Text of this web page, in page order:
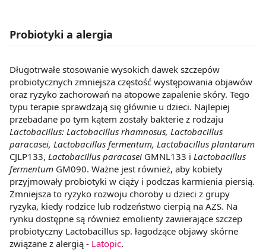
Probiotyki a alergia
Długotrwałe stosowanie wysokich dawek szczepów
probiotycznych zmniejsza częstość występowania objawów
oraz ryzyko zachorowań na atopowe zapalenie skóry. Tego
typu terapie sprawdzają się głównie u dzieci. Najlepiej
przebadane po tym kątem zostały bakterie z rodzaju
Lactobacillus: Lactobacillus rhamnosus, Lactobacillus
paracasei, Lactobacillus fermentum, Lactobacillus plantarum
CJLP133, Lactobacillus paracasei GMNL133 i Lactobacillus
fermentum GM090. Ważne jest również, aby kobiety
przyjmowały probiotyki w ciąży i podczas karmienia piersią.
Zmniejsza to ryzyko rozwoju choroby u dzieci z grupy
ryzyka, kiedy rodzice lub rodzeństwo cierpią na AZS. Na
rynku dostępne są również emolienty zawierające szczep
probiotyczny Lactobacillus sp. łagodzące objawy skórne
związane z alergią - Latopic.